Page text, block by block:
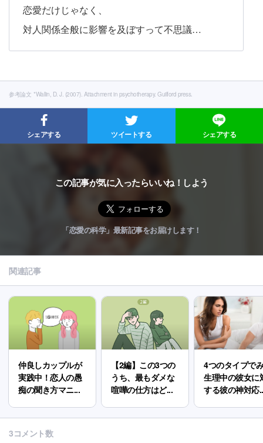
恋愛だけじゃなく、
対人関係全般に影響を及ぼすって不思議…
参考論文 *Wallin, D. J. (2007). Attachment in psychotherapy. Guilford press.
シェアする ツイートする シェアする
この記事が気に入ったらいいね！しよう
「恋愛の科学」最新記事をお届けします！
関連記事
仲良しカップルが
実践中！恋人の愚
痴の聞き方マニ...
【2編】この3つの
うち、最もダメな
喧嘩の仕方はど...
4つのタイプで
生理中の彼女に
する彼の神対応
3コメント数